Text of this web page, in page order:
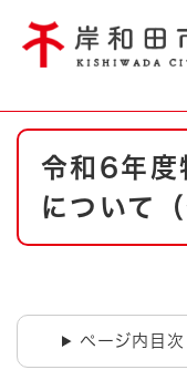
やさしい日本語
防災・緊
ハザード
本
令和6年度
について
ページ内目次